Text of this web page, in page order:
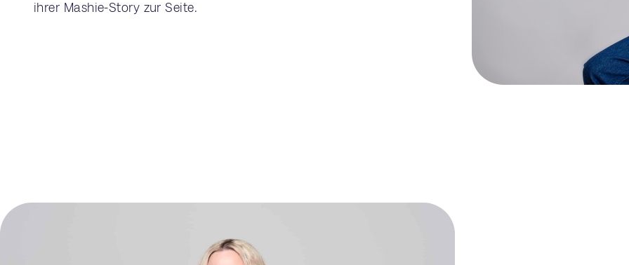
ihrer Mashie-Story zur Seite.